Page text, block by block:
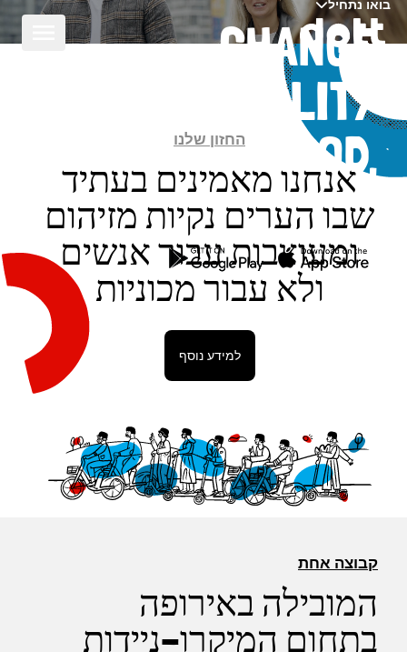
CHANGE
MOBILITY
FOR GOOD,
TOGETHER
בואו נתחיל
החזון שלנו
אנחנו מאמינים בעתיד
שבו הערים נקיות מזיהום
ומעוצבות עבור אנשים
ולא עבור מכוניות
למידע נוסף
קבוצה אחת
המובילה באירופה
בתחום המיקרו-ניידות